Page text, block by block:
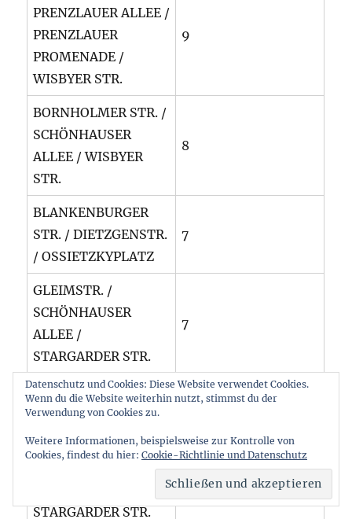
PRENZLAUER ALLEE /
PRENZLAUER
PROMENADE /
WISBYER STR.
9
BORNHOLMER STR. /
SCHÖNHAUSER
ALLEE / WISBYER
STR.
8
BLANKENBURGER
STR. / DIETZGENSTR.
/ OSSIETZKYPLATZ
7
GLEIMSTR. /
SCHÖNHAUSER
ALLEE /
STARGARDER STR.
7
SCHÖNHAUSER
ALLEE /
WICHERTSTR. /
SCHIVELBEINER STR.
STARGARDER STR.
6
Datenschutz und Cookies: Diese Website verwendet Cookies.
Wenn du die Website weiterhin nutzt, stimmst du der
Verwendung von Cookies zu.
Weitere Informationen, beispielsweise zur Kontrolle von
Cookies, findest du hier: Cookie-Richtlinie und Datenschutz